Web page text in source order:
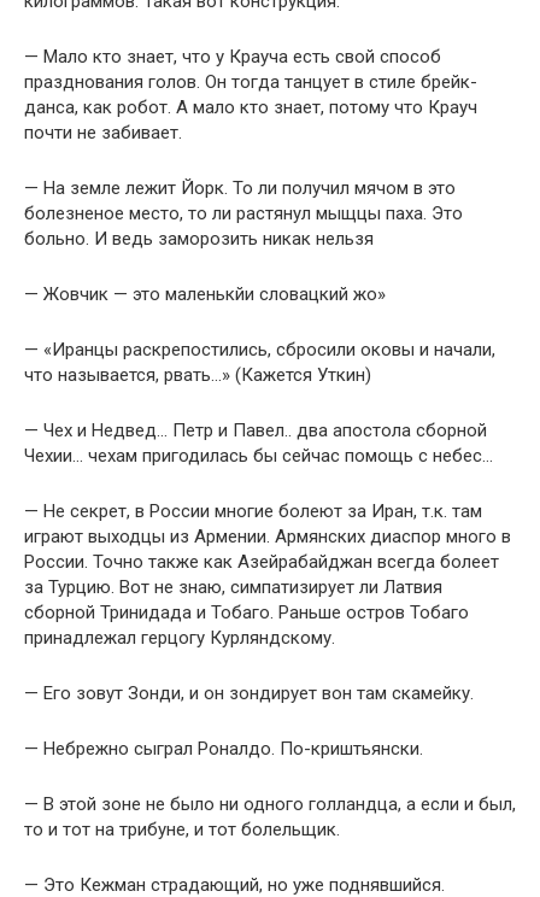
— Мало кто знает, что у Крауча есть свой способ
празднования голов. Он тогда танцует в стиле брейк-
данса, как робот. А мало кто знает, потому что Крауч
почти не забивает.
— На земле лежит Йорк. То ли получил мячом в это
болезненое место, то ли растянул мыщцы паха. Это
больно. И ведь заморозить никак нельзя
— Жовчик — это маленькйи словацкий жо»
— «Иранцы раскрепостились, сбросили оковы и начали,
что называется, рвать…» (Кажется Уткин)
— Чех и Недвед… Петр и Павел.. два апостола сборной
Чехии… чехам пригодилась бы сейчас помощь с небес…
— Не секрет, в России многие болеют за Иран, т.к. там
играют выходцы из Армении. Армянских диаспор много в
России. Точно также как Азейрабайджан всегда болеет
за Турцию. Вот не знаю, симпатизирует ли Латвия
сборной Тринидада и Тобаго. Раньше остров Тобаго
принадлежал герцогу Курляндскому.
— Его зовут Зонди, и он зондирует вон там скамейку.
— Небрежно сыграл Роналдо. По-криштьянски.
— В этой зоне не было ни одного голландца, а если и был,
то и тот на трибуне, и тот болельщик.
— Это Кежман страдающий, но уже поднявшийся.